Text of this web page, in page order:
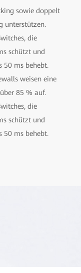
sowie doppelt
unterstützen.
die
schützt und
50 ms behebt.
weisen eine
85 % auf.
die
schützt und
50 ms behebt.